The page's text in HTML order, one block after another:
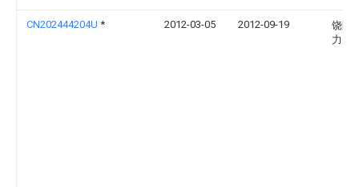
CN202444204U * 2012-03-05 2012-09-19
饶阳
力局